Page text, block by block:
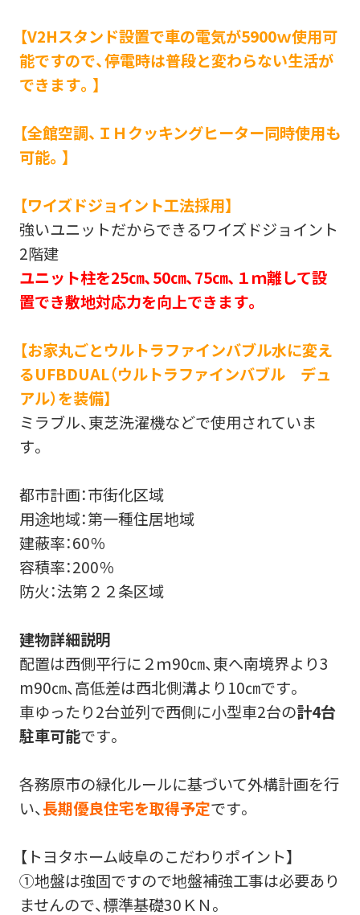
【V2Hスタンド設置で車の電気が5900ｗ使用可
能ですので、停電時は普段と変わらない生活が
できます。】
【全館空調、ＩＨクッキングヒーター同時使用も
可能。】
【ワイズドジョイント工法採用】
強いユニットだからできるワイズドジョイント
2階建
ユニット柱を25㎝、50㎝、75㎝、１ｍ離して設
置でき敷地対応力を向上できます。
【お家丸ごとウルトラファインバブル水に変え
るUFBDUAL（ウルトラファインバブル デュ
アル）を装備】
ミラブル、東芝洗濯機などで使用されていま
す。
都市計画：市街化区域
用途地域：第一種住居地域
建蔽率：60％
容積率：200％
防火：法第２２条区域
建物詳細説明
配置は西側平行に２ｍ90㎝、東へ南境界より3
m90㎝、高低差は西北側溝より10㎝です。
車ゆったり2台並列で西側に小型車2台の計4台
駐車可能です。
各務原市の緑化ルールに基づいて外構計画を行
い、長期優良住宅を取得予定です。
【トヨタホーム岐阜のこだわりポイント】
①地盤は強固ですので地盤補強工事は必要あり
ませんので、標準基礎30ＫＮ。